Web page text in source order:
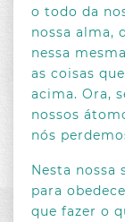
o todo da
nossa alma,
nessa
as coisas
acima. Ora,
nossos
nós
Nesta nossa
para
que fazer o